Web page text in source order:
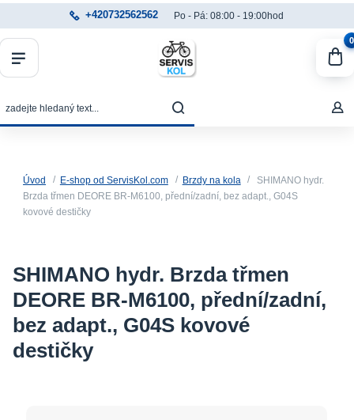
+420732562562 Po - Pá: 08:00 - 19:00hod
0
Úvod E-shop od ServisKol.com Brzdy na kola
SHIMANO hydr.
Brzda třmen DEORE BR-M6100, přední/zadní, bez adapt., G04S
kovové destičky
SHIMANO hydr. Brzda třmen
DEORE BR-M6100, přední/zadní,
bez adapt., G04S kovové
destičky